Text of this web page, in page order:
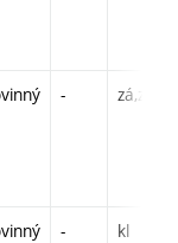
- zá,zk
- kl